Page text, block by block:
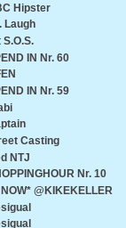
Hipster
Laugh
S.O.S.
IN Nr. 60
IN Nr. 59
Casting
NTJ
Nr. 10
@KIKEKELLER